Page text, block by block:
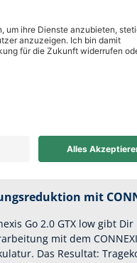
die
für spürbar mehr
mit
Go 2.0 GTX low gibt
mit dem
Das Resultat: